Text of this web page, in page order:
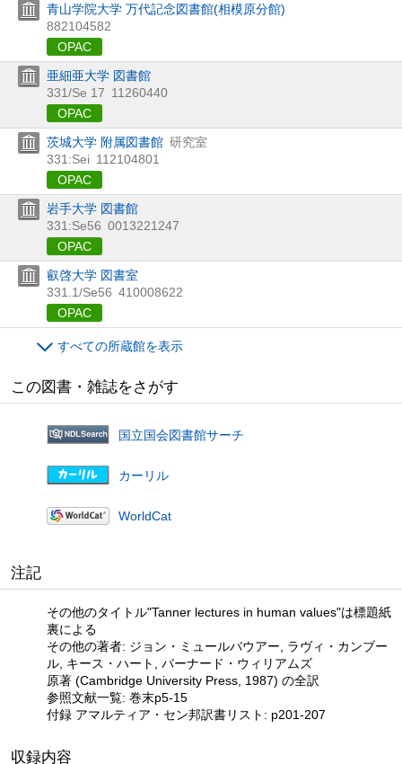
青山学院大学 万代記念図書館(相模原分館)
882104582
OPAC
亜細亜大学 図書館
331/Se 17 11260440
OPAC
茨城大学 附属図書館 研究室
331:Sei 112104801
OPAC
岩手大学 図書館
331:Se56 0013221247
OPAC
叡啓大学 図書室
331.1/Se56 410008622
OPAC
すべての所蔵館を表示
この図書・雑誌をさがす
国立国会図書館サーチ
カーリル
WorldCat
注記
その他のタイトル"Tanner lectures in human values"は標題紙
裏による
その他の著者: ジョン・ミュールバウアー, ラヴィ・カンブー
ル, キース・ハート, バーナード・ウィリアムズ
原著 (Cambridge University Press, 1987) の全訳
参照文献一覧: 巻末p5-15
付録 アマルティア・セン邦訳書リスト: p201-207
収録内容